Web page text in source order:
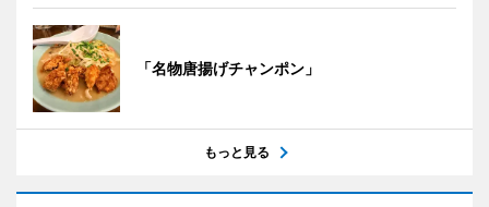
「名物唐揚げチャンポン」
もっと見る